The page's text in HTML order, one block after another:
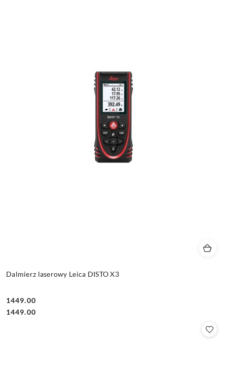
Dalmierz laserowy Leica DISTO X3
Cena:
1449.00
Cena:
1449.00